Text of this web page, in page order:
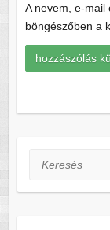
A nevem, e-mail
böngészőben a
Keresés